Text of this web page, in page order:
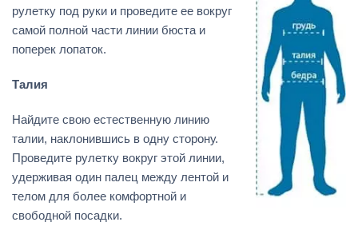
рулетку под руки и проведите ее вокруг
самой полной части линии бюста и
поперек лопаток.
Талия
Найдите свою естественную линию
талии, наклонившись в одну сторону.
Проведите рулетку вокруг этой линии,
удерживая один палец между лентой и
телом для более комфортной и
свободной посадки.